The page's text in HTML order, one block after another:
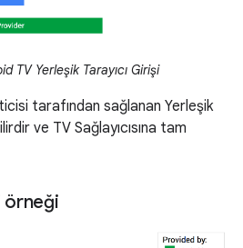
TV Yerleşik Tarayıcı Girişi
tarafından sağlanan Yerleşik
ve TV Sağlayıcısına tam
örneği